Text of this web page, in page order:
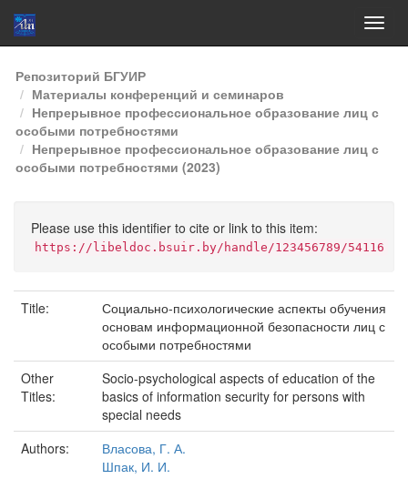
Skip
navigation
Репозиторий БГУИР
Материалы конференций и семинаров
Непрерывное профессиональное образование лиц с
особыми потребностями
Непрерывное профессиональное образование лиц с
особыми потребностями (2023)
Please use this identifier to cite or link to this item:
https://libeldoc.bsuir.by/handle/123456789/54116
Title:
Социально-психологические аспекты обучения
основам информационной безопасности лиц с
особыми потребностями
Other
Titles:
Socio-psychological aspects of education of the
basics of information security for persons with
special needs
Authors:
Власова, Г. А.
Шпак, И. И.